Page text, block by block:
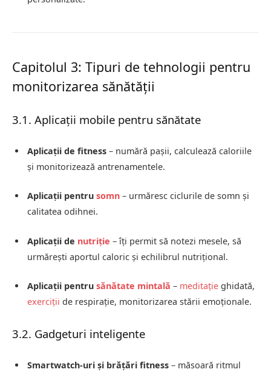
Capitolul 3: Tipuri de tehnologii pentru
monitorizarea sănătății
3.1. Aplicații mobile pentru sănătate
Aplicații de fitness – numără pașii, calculează caloriile
și monitorizează antrenamentele.
Aplicații pentru somn – urmăresc ciclurile de somn și
calitatea odihnei.
Aplicații de nutriție – îți permit să notezi mesele, să
urmărești aportul caloric și echilibrul nutrițional.
Aplicații pentru sănătate mintală – meditație ghidată,
exerciții de respirație, monitorizarea stării emoționale.
3.2. Gadgeturi inteligente
Smartwatch-uri și brățări fitness – măsoară ritmul